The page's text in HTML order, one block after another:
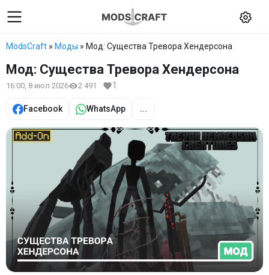
ModsCraft » Моды » Мод: Существа Тревора Хендерсона
Мод: Существа Тревора Хендерсона
16:00, 8 июл 2026 2 491 1
Facebook WhatsApp ...